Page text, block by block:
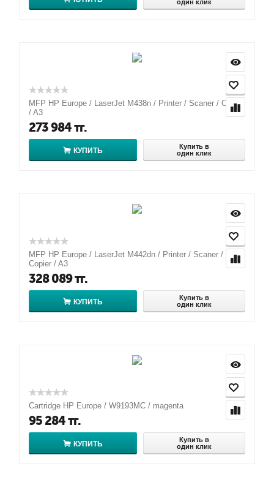
один клик
MFP HP Europe / LaserJet M438n / Printer / Scaner / Copier
/ A3
273 984тг.
КУПИТЬ
Купить в
один клик
MFP HP Europe / LaserJet M442dn / Printer / Scaner /
Copier / A3
328 089тг.
КУПИТЬ
Купить в
один клик
Cartridge HP Europe / W9193MC / magenta
95 284тг.
КУПИТЬ
Купить в
один клик